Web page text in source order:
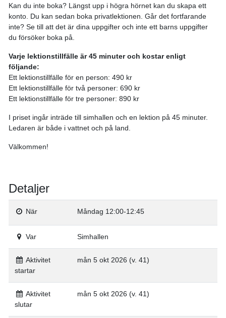
Kan du inte boka? Längst upp i högra hörnet kan du skapa ett
konto. Du kan sedan boka privatlektionen. Går det fortfarande
inte? Se till att det är dina uppgifter och inte ett barns uppgifter
du försöker boka på.
Varje lektionstillfälle är 45 minuter och kostar enligt
följande:
Ett lektionstillfälle för en person: 490 kr
Ett lektionstillfälle för två personer: 690 kr
Ett lektionstillfälle för tre personer: 890 kr
I priset ingår inträde till simhallen och en lektion på 45 minuter.
Ledaren är både i vattnet och på land.
Välkommen!
Detaljer
När Måndag 12:00-12:45
Var Simhallen
Aktivitet
startar
mån 5 okt 2026 (v. 41)
Aktivitet
slutar
mån 5 okt 2026 (v. 41)